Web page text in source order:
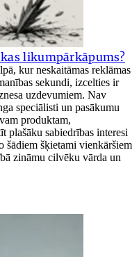
likumpārkāpums?
kur neskaitāmas reklāmas
sekundi, izcelties ir
uzdevumiem. Nav
speciālisti un pasākumu
produktam,
plašāku sabiedrības interesi
šķietami vienkāršiem
zināmu cilvēku vārda un